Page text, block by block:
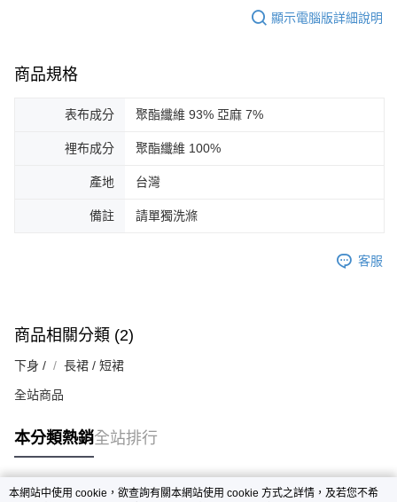
顯示電腦版詳細說明
商品規格
表布成分 聚酯纖維 93% 亞麻 7%
裡布成分 聚酯纖維 100%
產地 台灣
備註 請單獨洗滌
客服
商品相關分類 (2)
下身 / 長裙 / 短裙
全站商品
本分類熱銷全站排行
本網站中使用 cookie，欲查詢有關本網站使用 cookie 方式之詳情，及若您不希